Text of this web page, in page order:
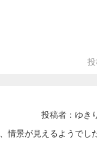
投稿者：ゆき
情景が見えるようでした